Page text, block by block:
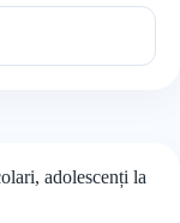
adolescenți la